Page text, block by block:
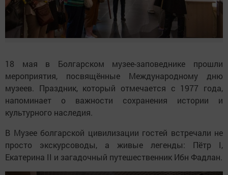
18 мая в Болгарском музее-заповеднике прошли
мероприятия, посвящённые Международному дню
музеев. Праздник, который отмечается с 1977 года,
напоминает о важности сохранения истории и
культурного наследия.
В Музее болгарской цивилизации гостей встречали не
просто экскурсоводы, а живые легенды: Пётр I,
Екатерина II и загадочный путешественник Ибн Фадлан.